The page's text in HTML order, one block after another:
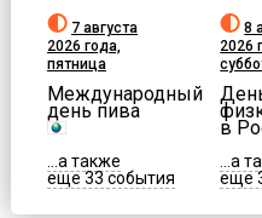
7 августа
2026 года,
пятница
Международный
день пива
...а также
еще 33 события
8
2026
в
...а
еще